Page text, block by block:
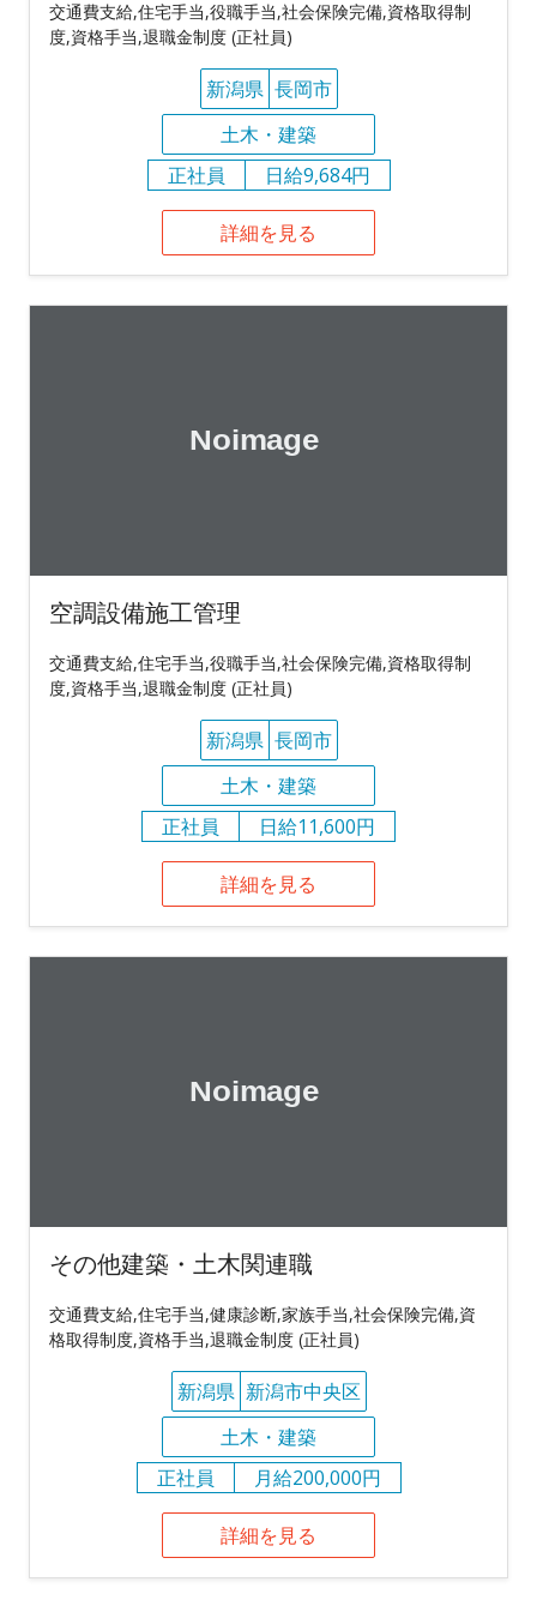
交通費支給,住宅手当,役職手当,社会保険完備,資格取得制
度,資格手当,退職金制度 (正社員)
新潟県 長岡市
土木・建築
正社員
日給9,684円
詳細を見る
空調設備施工管理
交通費支給,住宅手当,役職手当,社会保険完備,資格取得制
度,資格手当,退職金制度 (正社員)
新潟県 長岡市
土木・建築
正社員
日給11,600円
詳細を見る
その他建築・土木関連職
交通費支給,住宅手当,健康診断,家族手当,社会保険完備,資
格取得制度,資格手当,退職金制度 (正社員)
新潟県 新潟市中央区
土木・建築
正社員
月給200,000円
詳細を見る